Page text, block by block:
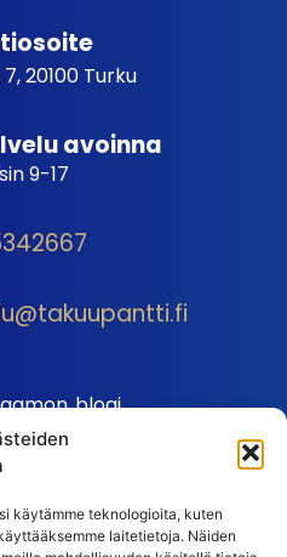
käytämme teknologioita, kuten
laitetietoja. Näiden
20100 Turku
avoinna
9-17
blogi